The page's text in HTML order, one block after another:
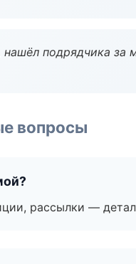
подрядчика за
вопросы
рассылки —